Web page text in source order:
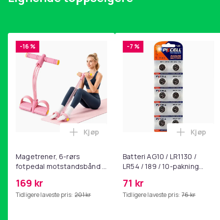
-16 %
Magetrener, 6-rørs
fotpedal motstandsbånd -
yoga og
hjemmegymnastikk Pink
169 kr
Tidligere laveste pris: 201 kr
Legg Magetrener, 6-rørs fotpedal
Kjøp
-7 %
Batteri AG10 / LR1130 /
LR54 / 189 / 10-pakning
71 kr
Tidligere laveste pris: 76 kr
Legg
Kjøp